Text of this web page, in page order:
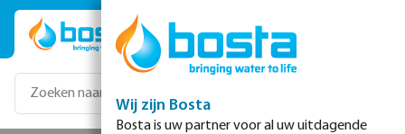
Ga naar de hoofdinhoud
Wij zijn Bosta
Bosta is uw partner voor al uw uitdagende